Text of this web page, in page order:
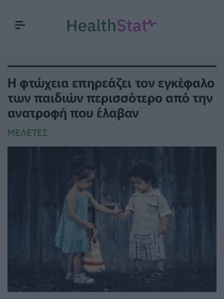
Η φτώχεια επηρεάζει τον εγκέφαλο
των παιδιών περισσότερο από την
ανατροφή που έλαβαν
ΜΕΛΈΤΕΣ